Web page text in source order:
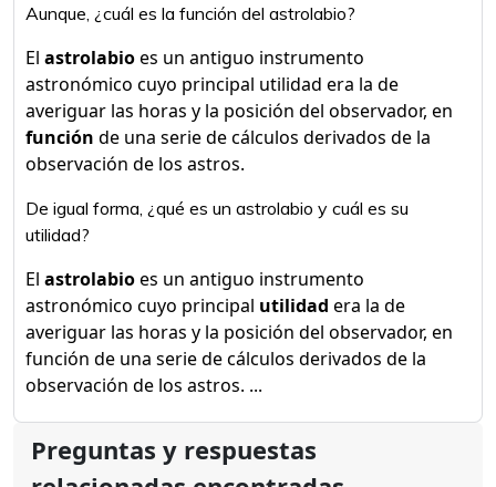
Aunque, ¿cuál es la función del astrolabio?
El astrolabioes un antiguo instrumento
astronómico cuyo principal utilidad era la de
averiguar las horas y la posición del observador, en
función de una serie de cálculos derivados de la
observación de los astros.
De igual forma, ¿qué es un astrolabio y cuál es su
utilidad?
El astrolabioes un antiguo instrumento
astronómico cuyo principal utilidad era la de
averiguar las horas y la posición del observador, en
función de una serie de cálculos derivados de la
observación de los astros. ...
Preguntas y respuestas